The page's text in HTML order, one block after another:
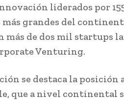
liderados por
más grandes del
más de dos mil startups
Venturing.
se destaca la posición
que a nivel continental